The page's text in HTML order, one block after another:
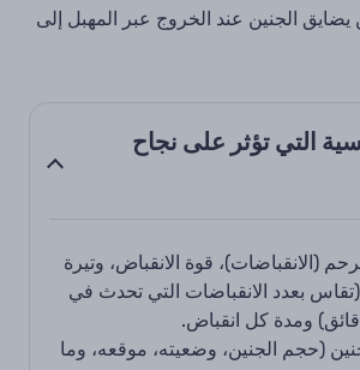
يضايق الجنين عند الخروج عبر المهبل إلى
التي تؤثر على نجاح
(الانقباضات)، قوة الانقباض، وتيرة
(تقاس بعدد الانقباضات التي تحدث في
ومدة كل انقباض.
(حجم الجنين، وضعيته، موقعه، وما